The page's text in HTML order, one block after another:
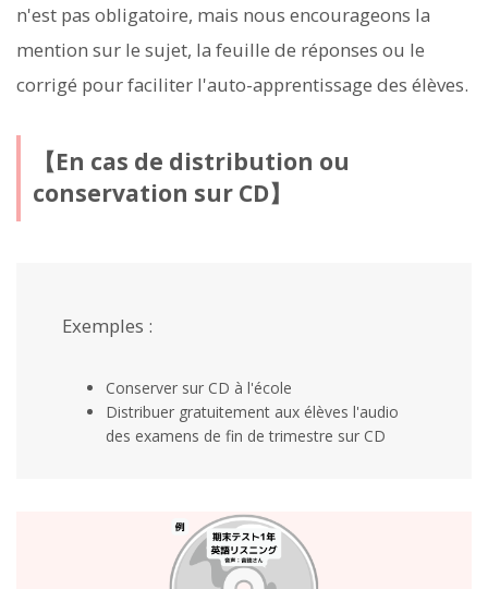
n'est pas obligatoire, mais nous encourageons la
mention sur le sujet, la feuille de réponses ou le
corrigé pour faciliter l'auto-apprentissage des élèves.
【En cas de distribution ou
conservation sur CD】
Exemples :
Conserver sur CD à l'école
Distribuer gratuitement aux élèves l'audio
des examens de fin de trimestre sur CD